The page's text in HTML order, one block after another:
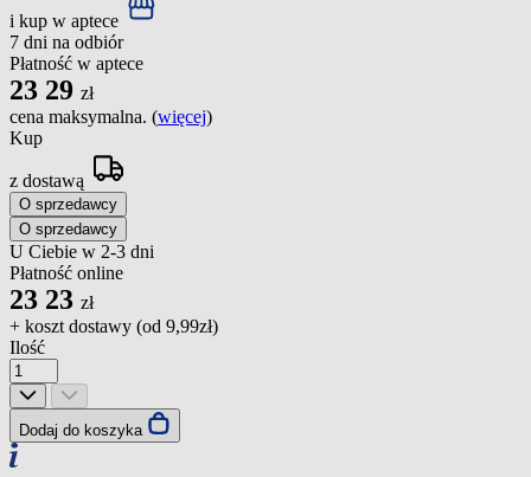
i kup w aptece
7 dni na odbiór
Płatność w aptece
23 29 zł
cena maksymalna. (więcej)
Kup
z dostawą
O sprzedawcy
O sprzedawcy
U Ciebie w 2-3 dni
Płatność online
23 23 zł
+ koszt dostawy (od 9,99zł)
Ilość
Dodaj do koszyka